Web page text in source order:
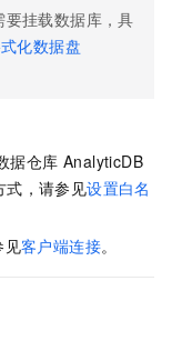
挂载数据库，具
化数据盘
据仓库 AnalyticDB
式，请参见设置白名
见客户端连接。